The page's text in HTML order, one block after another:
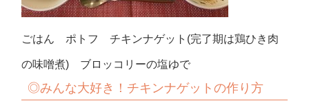
ごはん ポトフ チキンナゲット(完了期は鶏ひき肉
の味噌煮) ブロッコリーの塩ゆで
◎みんな大好き！チキンナゲットの作り方